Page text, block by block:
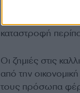
ιδιοκτητών
καταστροφή
Οι ζημιές στις
από την
τους πρόσωπα